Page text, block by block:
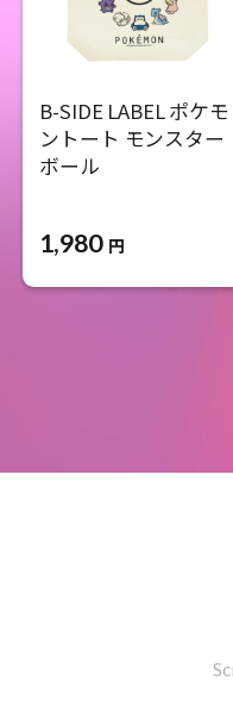
B-SIDE LABEL ポケモ
ントート モンスター
ボール
1,980 円